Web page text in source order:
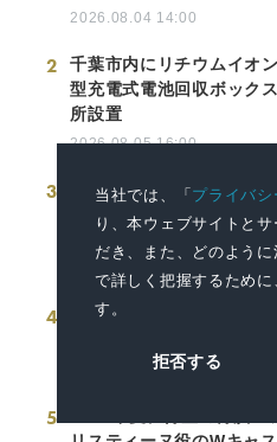
当社では、「プライバ
り、本ウェブサイトと
だき、また、どのよう
で詳しく把握するため
す。
拒否する
2026.08.04 14:00
2
千葉市内にリチウムイオ
型充電式電池回収ボック
所設置
2026.08.05 16:00
3
神奈川県厚木市に初の自
点が稼働～住宅資材物流
2026.08.06 13:00
4
人気キャラクター「ムー
した4アイテムを8月6日
2026.08.06 14:00
5